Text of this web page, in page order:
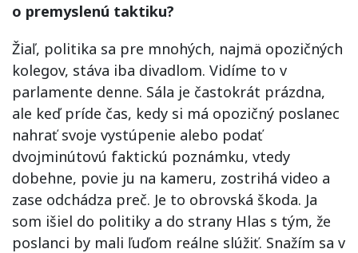
o premyslenú taktiku?
Žiaľ, politika sa pre mnohých, najmä opozičných
kolegov, stáva iba divadlom. Vidíme to v
parlamente denne. Sála je častokrát prázdna,
ale keď príde čas, kedy si má opozičný poslanec
nahrať svoje vystúpenie alebo podať
dvojminútovú faktickú poznámku, vtedy
dobehne, povie ju na kameru, zostrihá video a
zase odchádza preč. Je to obrovská škoda. Ja
som išiel do politiky a do strany Hlas s tým, že
poslanci by mali ľuďom reálne slúžiť. Snažím sa v